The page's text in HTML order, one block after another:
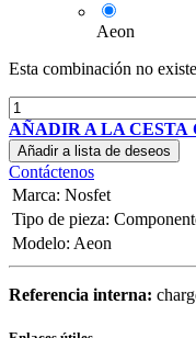
Aeon
Esta combinación no
AÑADIR A LA CESTA
Añadir a lista de deseos
Contáctenos
Marca: Nosfet
Tipo de pieza:
Modelo: Aeon
Referencia interna: